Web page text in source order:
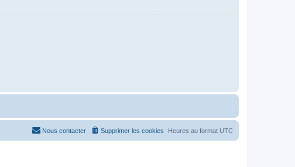
Heures au format UTC
Supprimer les cookies
Nous contacter